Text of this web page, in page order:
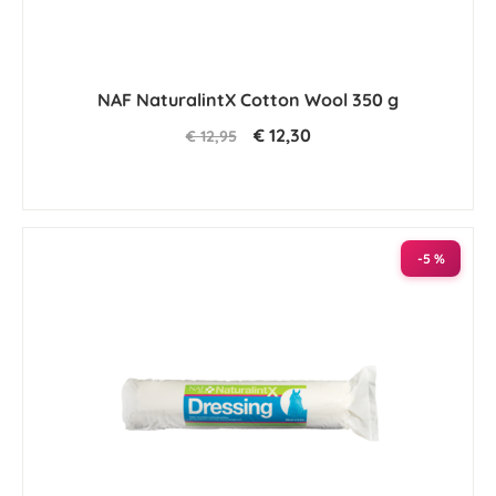
NAF NaturalintX Cotton Wool 350 g
€ 12,95 € 12,30
-5 %